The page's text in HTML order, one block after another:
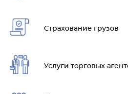
Страхование грузов
Услуги торговых